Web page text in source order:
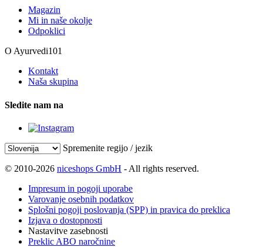
Magazin
Mi in naše okolje
Odpoklici
O Ayurvedi101
Kontakt
Naša skupina
Sledite nam na
Spremenite regijo / jezik
© 2010-2026 niceshops GmbH - All rights reserved.
Impresum in pogoji uporabe
Varovanje osebnih podatkov
Splošni pogoji poslovanja (SPP) in pravica do preklica
Izjava o dostopnosti
Nastavitve zasebnosti
Preklic ABO naročnine